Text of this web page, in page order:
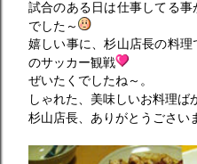
試合のある日は仕事してる
でした～
嬉しい事に、杉山店長の料
のサッカー観戦
ぜいたくでしたね～。
しゃれた、美味しいお料理ば
杉山店長、ありがとうごさい